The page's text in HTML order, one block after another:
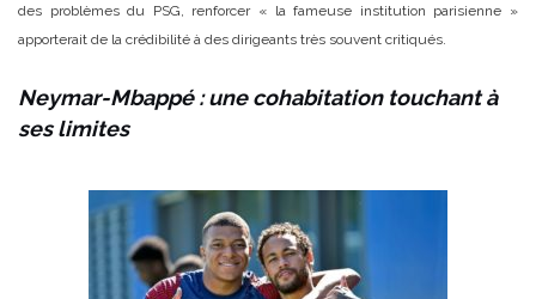
des problèmes du PSG, renforcer « la fameuse institution parisienne »
apporterait de la crédibilité à des dirigeants très souvent critiqués.
Neymar-Mbappé : une cohabitation touchant à
ses limites